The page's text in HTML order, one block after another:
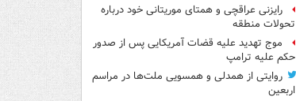
رایزنی عراقچی و همتای موریتانی خود درباره
تحولات منطقه
موج تهدید علیه قضات آمریکایی پس از صدور
حکم علیه ترامپ
روایتی از همدلی و همسویی ملت‌ها در مراسم
اربعین